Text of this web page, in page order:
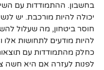
בחשבון. ההתמודדות עם
יכולה להיות מורכבת. יש
חוסר ביטחון, מה שעלול
להיות מודעים לתחושות אלו
כחלק מהתמודדות עם
לפנות לעזרה אם היא חשה